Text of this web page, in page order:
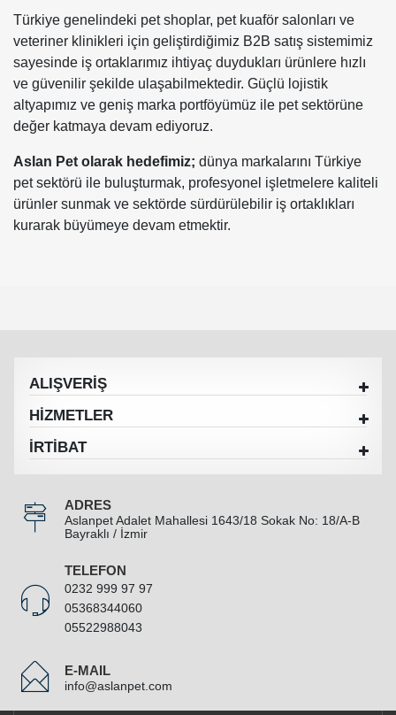
Türkiye genelindeki pet shoplar, pet kuaför salonları ve
veteriner klinikleri için geliştirdiğimiz B2B satış sistemimiz
sayesinde iş ortaklarımız ihtiyaç duydukları ürünlere hızlı
ve güvenilir şekilde ulaşabilmektedir. Güçlü lojistik
altyapımız ve geniş marka portföyümüz ile pet sektörüne
değer katmaya devam ediyoruz.
Aslan Pet olarak hedefimiz; dünya markalarını Türkiye
pet sektörü ile buluşturmak, profesyonel işletmelere kaliteli
ürünler sunmak ve sektörde sürdürülebilir iş ortaklıkları
kurarak büyümeye devam etmektir.
ALIŞVERİŞ
HİZMETLER
İRTİBAT
ADRES
Aslanpet Adalet Mahallesi 1643/18 Sokak No: 18/A-B
Bayraklı / İzmir
TELEFON
0232 999 97 97
05368344060
05522988043
E-MAIL
info@aslanpet.com